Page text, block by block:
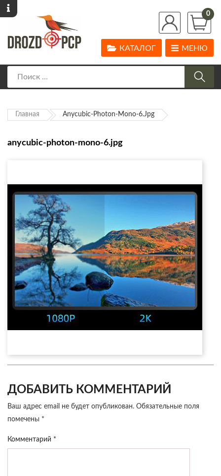
0
МЕНЮ
КАТАЛОГ
Главная Anycubic-Photon-Mono-6.jpg
anycubic-photon-mono-6.jpg
ДОБАВИТЬ КОММЕНТАРИЙ
Ваш адрес email не будет опубликован. Обязательные поля
помечены *
Комментарий *